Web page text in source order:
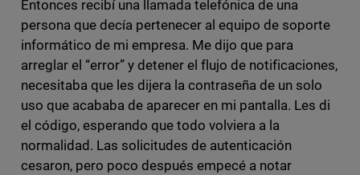
Entonces recibí una llamada telefónica de una
persona que decía pertenecer al equipo de soporte
informático de mi empresa. Me dijo que para
arreglar el “error” y detener el flujo de notificaciones,
necesitaba que les dijera la contraseña de un solo
uso que acababa de aparecer en mi pantalla. Les di
el código, esperando que todo volviera a la
normalidad. Las solicitudes de autenticación
cesaron, pero poco después empecé a notar